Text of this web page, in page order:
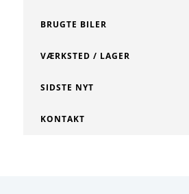
BRUGTE BILER
VÆRKSTED / LAGER
SIDSTE NYT
KONTAKT